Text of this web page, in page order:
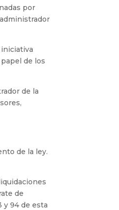
por
de los
de la
de la ley.
de
y 94 de esta